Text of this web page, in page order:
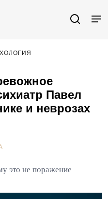
Павел
и неврозах
это не поражение